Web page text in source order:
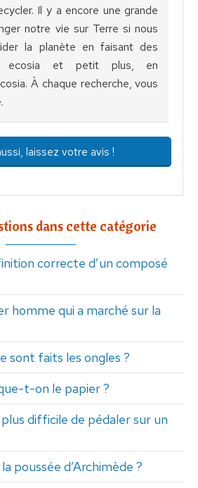
Il y a encore une grande
notre vie sur Terre si nous
la planète en faisant des
ecosia et petit plus, en
À chaque recherche, vous
laissez votre avis !
dans cette catégorie
correcte d’un composé
homme qui a marché sur la
sont faits les ongles ?
t-on le papier ?
difficile de pédaler sur un
poussée d’Archimède ?